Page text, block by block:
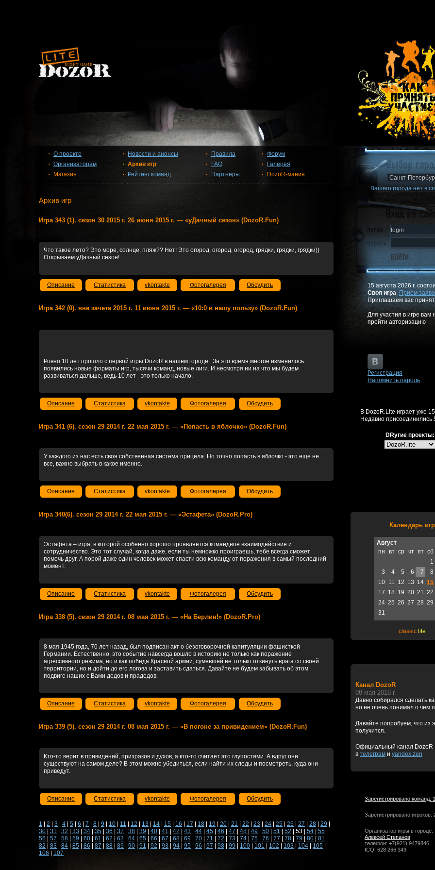
О проекте
Организаторам
Магазин
Новости и анонсы
Архив игр
Рейтинг команд
Правила
FAQ
Партнеры
Форум
Галерея
DozoR-мания
Архив игр
Игра 343 (1). сезон 30 2015 г. 26 июня 2015 г. — «уДачный сезон» (DozoR.Fun)
Что такое лето? Это море, солнце, пляж?? Нет! Это огород, огород, огород, грядки, грядки, грядки))
Открываем уДачный сезон!
Описание Статистика vkontakte Фотогалерея Обсудить
Игра 342 (0). вне зачета 2015 г. 11 июня 2015 г. — «10:0 в нашу пользу» (DozoR.Fun)
Ровно 10 лет прошло с первой игры DozoR в нашем городе. За это время многое изменилось:
появились новые форматы игр, тысячи команд, новые лиги. И несмотря ни на что мы будем
развиваться дальше, ведь 10 лет - это только начало.
Описание Статистика vkontakte Фотогалерея Обсудить
Игра 341 (6). сезон 29 2014 г. 22 мая 2015 г. — «Попасть в яблочко» (DozoR.Fun)
У каждого из нас есть своя собственная система прицела. Но точно попасть в яблочко - это еще не
все, важно выбрать в какое именно.
Описание Статистика vkontakte Фотогалерея Обсудить
Игра 340(6). сезон 29 2014 г. 22 мая 2015 г. — «Эстафета» (DozoR.Pro)
Эстафета – игра, в которой особенно хорошо проявляется командное взаимодействие и
сотрудничество. Это тот случай, когда даже, если ты немножко проиграешь, тебе всегда сможет
помочь друг. А порой даже один человек может спасти всю команду от поражения в самый последний
момент.
Описание Статистика vkontakte Фотогалерея Обсудить
Игра 338 (5). сезон 29 2014 г. 08 мая 2015 г. — «На Берлин!» (DozoR.Pro)
8 мая 1945 года, 70 лет назад, был подписан акт о безоговорочной капитуляции фашисткой
Германии. Естественно, это событие навсегда вошло в историю не только как поражение
агрессивного режима, но и как победа Красной армии, сумевшей не только откинуть врага со своей
территории, но и дойти до его логова и заставить сдаться. Давайте не будем забывать об этом
подвиге наших с Вами дедов и прадедов.
Описание Статистика vkontakte Фотогалерея Обсудить
Игра 339 (5). сезон 29 2014 г. 08 мая 2015 г. — «В погоне за привидением» (DozoR.Fun)
Кто-то верит в привидений, призраков и духов, а кто-то считает это глупостями. А вдруг они
существуют на самом деле? В этом можно убедиться, если найти их следы и посмотреть, куда они
приведут.
Описание Статистика vkontakte Фотогалерея Обсудить
1 2 3 4 5 6 7 8 9 10 11 12 13 14 15 16 17 18 19 20 21 22 23 24 25 26 27 28 29
30
31 32 33 34 35 36 37 38 39 40 41 42 43 44 45 46 47 48 49 50 51 52 | 53 | 54 55
56
57 58 59 60 61 62 63 64 65 66 67 68 69 70 71 72 73 74 75 76 77 78 79 80 81
82
83 84 85 86 87 88 89 90 91 92 93 94 95 96 97 98 99 100 101 102 103 104 105
106
107
Вашего города нет в
15 августа 2026 г.
Своя игра. Прием
Приглашаем вас
Для участия в игре вам
пройти авторизацию
Регистрация
Напомнить пароль
В DozoR.Lite играет уже
Недавно присоединились
DRугие проекты:
Календарь игр
Август
пн
вт ср чт пт сб
1
3
4 5 6 7 8
10 11 12 13 14 15
17 18 19 20 21 22
24 25 26 27 28 29
31
classic lite
Канал DozoR
08 мая 2018 г.
Давно собирался сделать
но не очень понимал о чем
Давайте попробуем, что из
получится.
Официальный канал DozoR
в телеграм и yandex.zen
Зарегистрировано команд:
Зарегистрировано игроков:
Организатор игры в городе:
Алексей Степанов
телефон: +7(921) 9479846
ICQ: 628 266 349